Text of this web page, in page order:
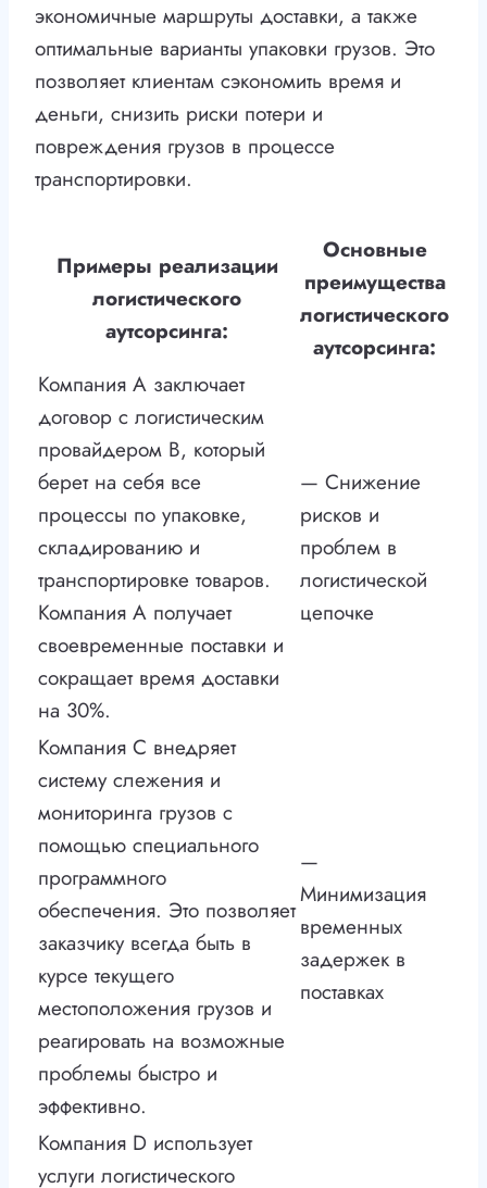
экономичные маршруты доставки, а также
оптимальные варианты упаковки грузов. Это
позволяет клиентам сэкономить время и
деньги, снизить риски потери и
повреждения грузов в процессе
транспортировки.
Примеры реализации
логистического
аутсорсинга:
Основные
преимущества
логистического
аутсорсинга:
Компания А заключает
договор с логистическим
провайдером B, который
берет на себя все
процессы по упаковке,
складированию и
транспортировке товаров.
Компания А получает
своевременные поставки и
сокращает время доставки
на 30%.
— Снижение
рисков и
проблем в
логистической
цепочке
Компания С внедряет
систему слежения и
мониторинга грузов с
помощью специального
программного
обеспечения. Это позволяет
заказчику всегда быть в
курсе текущего
местоположения грузов и
реагировать на возможные
проблемы быстро и
эффективно.
—
Минимизация
временных
задержек в
поставках
Компания D использует
услуги логистического